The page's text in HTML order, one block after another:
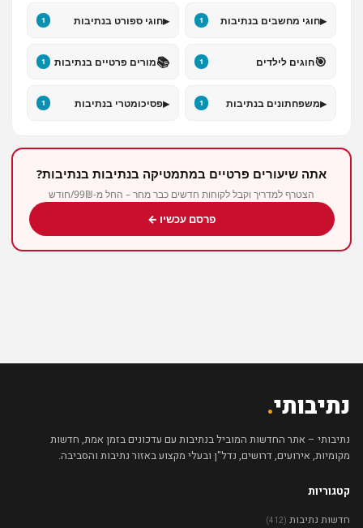
▸חוגי מחשבים בנתיבות 1
▸חוגי ספורט בנתיבות 1
🎯חוגים לילדים 1
📚מורים פרטיים בנתיבות 1
▸משפחתונים בנתיבות 1
▸פסיכומטרי בנתיבות 1
אתה שיעורים פרטיים במתמטיקה בנתיבות בנתיבות?
הצטרף למדריך וקבל לקוחות חדשים כבר מחר – החל מ-99₪/חודש
פרסם עכשיו ←
נתיבותי.
נתיבותי – אתר החדשות המוביל בנתיבות עם עדכונים בזמן אמת, חדשות
מקומיות, אירועים, דרושים, נדל"ן ובעלי מקצוע באזור נתיבות והסביבה.
קטגוריות
חדשות נתיבות (412)